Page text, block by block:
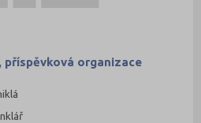
organizace